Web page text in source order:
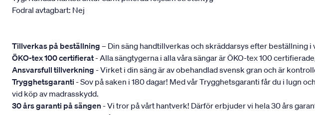
Fodral avtagbart: Nej
Tillverkas på beställning – Din säng handtillverkas och skräddarsys efter beställning i
ÖKO-tex 100 certifierat- Alla sängtygerna i alla våra sängar är ÖKO-tex 100
Ansvarsfull tillverkning - Virket i din säng är av obehandlad svensk gran och är
Trygghetsgaranti - Sov på saken i 180 dagar! Med vår Trygghetsgaranti får du i lugn
vid köp av madrasskydd.
30 års garanti på sängen - Vi tror på vårt hantverk! Därför erbjuder vi hela 30 års